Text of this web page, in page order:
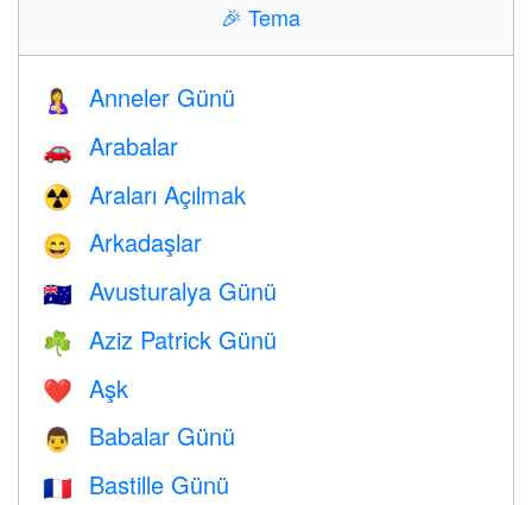
🎉 Tema
🤱 Anneler Günü
🚗 Arabalar
☢️ Araları Açılmak
😄 Arkadaşlar
🇦🇺 Avusturalya Günü
☘️ Aziz Patrick Günü
❤️️ Aşk
👨 Babalar Günü
🇫🇷 Bastille Günü